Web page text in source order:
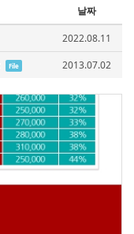
날짜
2022.08.11
File 2013.07.02